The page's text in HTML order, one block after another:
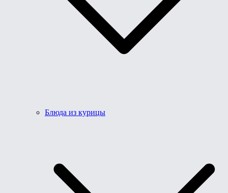
Блюда из курицы